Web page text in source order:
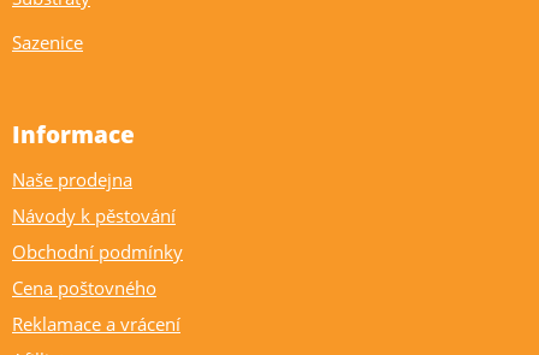
Sazenice
Informace
Naše prodejna
Návody k pěstování
Obchodní podmínky
Cena poštovného
Reklamace a vrácení